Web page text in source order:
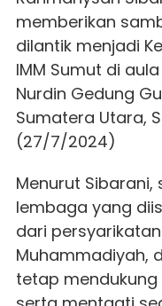
memberikan
dilantik menjadi
IMM Sumut di
Nurdin Gedung
Sumatera Utara,
(27/7/2024)
Menurut Sibarani,
lembaga yang
dari persyarikatan
Muhammadiyah,
tetap